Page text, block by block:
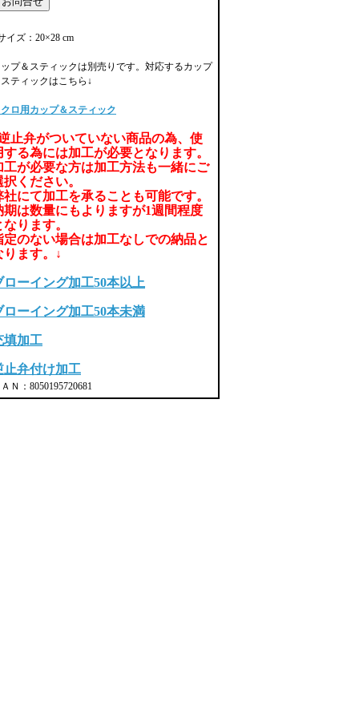
イズ：20×28 cm
プ＆スティックは別売りです。対応するカップ
ティックはこちら↓
ロ用カップ＆スティック
止弁がついていない商品の為、使
する為には加工が必要となります。
工が必要な方は加工方法も一緒にご
択ください。
社にて加工を承ることも可能です。
期は数量にもよりますが1週間程度
なります。
定のない場合は加工なしでの納品と
ります。↓
ローイング加工50本以上
ローイング加工50本未満
填加工
止弁付け加工
Ｎ：8050195720681